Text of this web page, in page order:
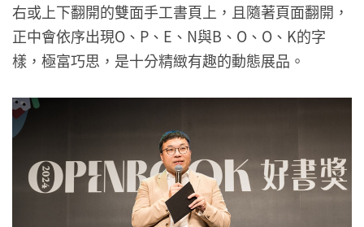
右或上下翻開的雙面手工書頁上，且隨著頁面翻開，
正中會依序出現O、P、E、N與B、O、O、K的字
樣，極富巧思，是十分精緻有趣的動態展品。